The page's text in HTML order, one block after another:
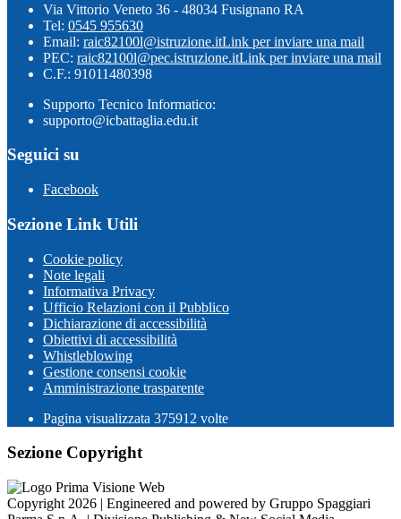
Via Vittorio Veneto 36 - 48034 Fusignano RA
Tel: 0545 955630
Email: raic82100l@istruzione.itLink per inviare una mail
PEC: raic82100l@pec.istruzione.itLink per inviare una mail
C.F.: 91011480398
Supporto Tecnico Informatico:
supporto@icbattaglia.edu.it
Seguici su
Facebook
Sezione Link Utili
Cookie policy
Note legali
Informativa Privacy
Ufficio Relazioni con il Pubblico
Dichiarazione di accessibilità
Obiettivi di accessibilità
Whistleblowing
Gestione consensi cookie
Amministrazione trasparente
Pagina visualizzata 375912 volte
Sezione Copyright
Copyright 2026 | Engineered and powered by Gruppo Spaggiari